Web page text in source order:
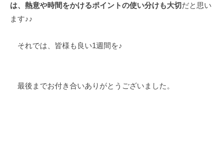
は、熱意や時間をかけるポイントの使い分けも大切だと思い
ます♪♪
それでは、皆様も良い1週間を♪
最後までお付き合いありがとうございました。